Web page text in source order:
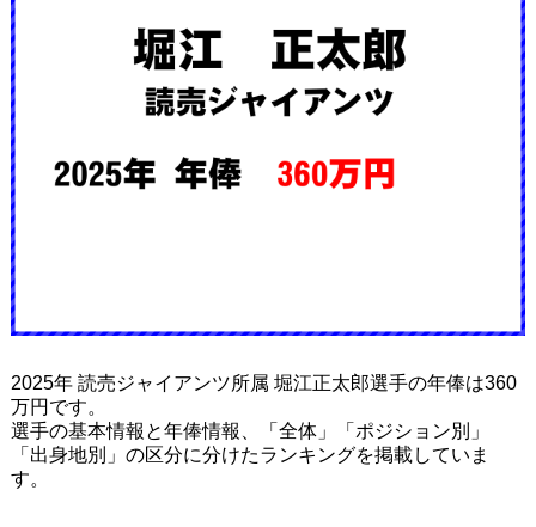
2025年 読売ジャイアンツ所属 堀江正太郎選手の年俸は360
万円です。
選手の基本情報と年俸情報、「全体」「ポジション別」
「出身地別」の区分に分けたランキングを掲載していま
す。